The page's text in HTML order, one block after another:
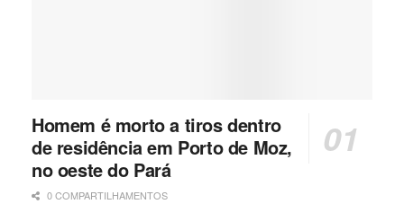
Homem é morto a tiros dentro
de residência em Porto de Moz,
no oeste do Pará
0 COMPARTILHAMENTOS